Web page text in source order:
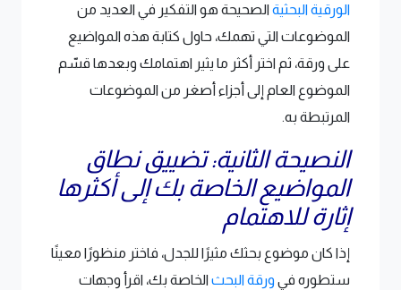
الورقية البحثية الصحيحة هو التفكير في العديد من
الموضوعات التي تهمك، حاول كتابة هذه المواضيع
على ورقة، ثم اختر أكثر ما يثير اهتمامك وبعدها قسّم
الموضوع العام إلى أجزاء أصغر من الموضوعات
المرتبطة به.
النصيحة الثانية: تضييق نطاق
المواضيع الخاصة بك إلى أكثرها
إثارة للاهتمام
إذا كان موضوع بحثك مثيرًا للجدل، فاختر منظورًا معينًا
ستطوره في ورقة البحث الخاصة بك، اقرأ وجهات